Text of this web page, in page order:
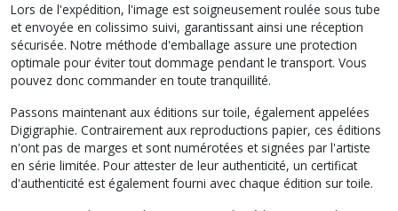
Lors de l'expédition, l'image est soigneusement roulée sous tube
et envoyée en colissimo suivi, garantissant ainsi une réception
sécurisée. Notre méthode d'emballage assure une protection
optimale pour éviter tout dommage pendant le transport. Vous
pouvez donc commander en toute tranquillité.
Passons maintenant aux éditions sur toile, également appelées
Digigraphie. Contrairement aux reproductions papier, ces éditions
n'ont pas de marges et sont numérotées et signées par l'artiste
en série limitée. Pour attester de leur authenticité, un certificat
d'authenticité est également fourni avec chaque édition sur toile.